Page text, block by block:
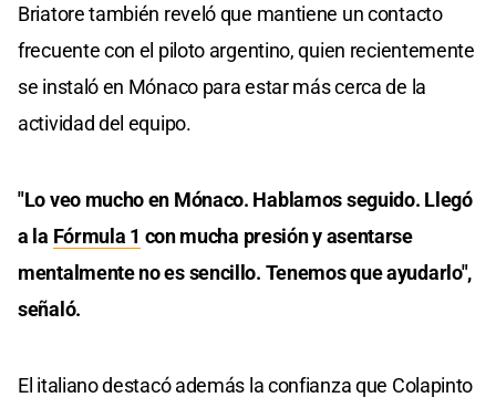
Briatore también reveló que mantiene un contacto
frecuente con el piloto argentino, quien recientemente
se instaló en Mónaco para estar más cerca de la
actividad del equipo.
"Lo veo mucho en Mónaco. Hablamos seguido. Llegó
a la Fórmula 1 con mucha presión y asentarse
mentalmente no es sencillo. Tenemos que ayudarlo",
señaló.
El italiano destacó además la confianza que Colapinto